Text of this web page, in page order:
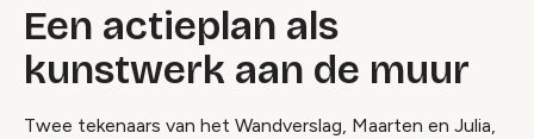
Een actieplan als
kunstwerk aan de muur
Twee tekenaars van het Wandverslag, Maarten en Julia,